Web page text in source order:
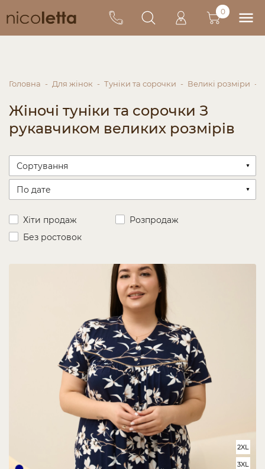
0
Головна Для жінок Туніки та сорочки Великі розміри
Жіночі туніки та сорочки З
рукавчиком великих розмірів
Хіти продаж
Розпродаж
Без ростовок
2XL
3XL